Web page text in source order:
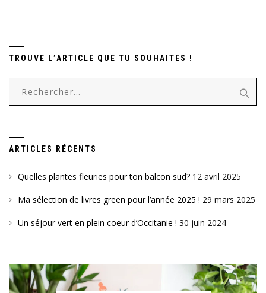
TROUVE L’ARTICLE QUE TU SOUHAITES !
Rechercher :
ARTICLES RÉCENTS
Quelles plantes fleuries pour ton balcon sud? 12 avril 2025
Ma sélection de livres green pour l’année 2025 ! 29 mars 2025
Un séjour vert en plein coeur d’Occitanie ! 30 juin 2024